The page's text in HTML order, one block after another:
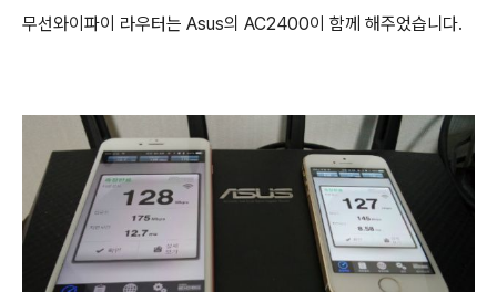
무선와이파이 라우터는 Asus의 AC2400이 함께 해주었습니다.